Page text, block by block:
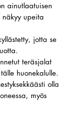
ainutlaatuisen
upeita
jotta se
teräsjalat
huonekalulle.
olla
myös